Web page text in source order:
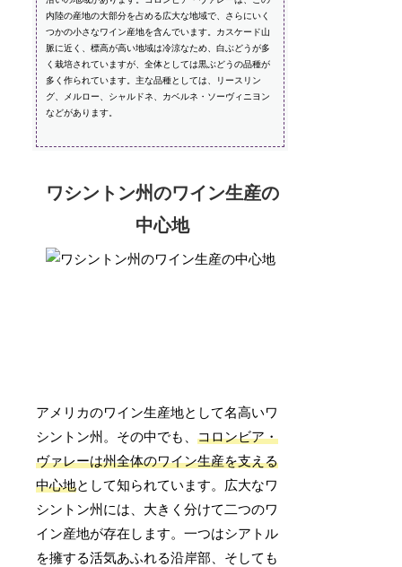
内陸の産地の大部分を占める広大な地域で、さらにいく
つかの小さなワイン産地を含んでいます。カスケード山
脈に近く、標高が高い地域は冷涼なため、白ぶどうが多
く栽培されていますが、全体としては黒ぶどうの品種が
多く作られています。主な品種としては、リースリン
グ、メルロー、シャルドネ、カベルネ・ソーヴィニヨン
などがあります。
ワシントン州のワイン生産の
中心地
アメリカのワイン生産地として名高いワ
シントン州。その中でも、コロンビア・
ヴァレーは州全体のワイン生産を支える
中心地として知られています。広大なワ
シントン州には、大きく分けて二つのワ
イン産地が存在します。一つはシアトル
を擁する活気あふれる沿岸部、そしても